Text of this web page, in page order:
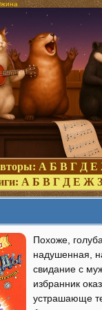
А Б В Г Д Е
А Б В Г Д Е Ж З
Похоже,
надушенная,
свидание с
избранник
устрашающе